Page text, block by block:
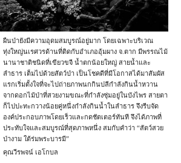
ผืนป่ายังมีความอุดมสมบูรณ์อยู่มาก โดยเฉพาะบริเวณ
ทุ่งใหญ่นเรศวรด้านที่ติดกับอำเภออุ้มผาง จ.ตาก มีพรรณไม้
นานาชาติชนิดที่เขียวขจี น้ำตกน้อยใหญ่ สายน้ำและ
ลำธาร เต็มไปด้วยสัตว์ป่า เป็นโชคดีที่มีโอกาสได้มาสัมผัส
แรกเริ่มตั้งใจที่จะไปถ่ายภาพนกกินปลีกำลังกินน้ำหวาน
จากดอกไม้ป่าที่สวยงามขณะที่กำลังซุ่มอยู่ในบังไพร สายตา
ก็ไปปะทะกวางน้อยคู่หนึ่งกำลังกินน้ำในลำธาร จึงรีบจัด
องค์ประกอบภาพโดยเร็วและกดชัตเตอร์ทันที จึงได้ภาพที่
ประทับใจและสมบูรณ์ที่สุดภาพหนึ่ง สมกับคำว่า “สัตว์สวย
ป่างาม ใต้ร่มพระบารมี”
คุณวีรพจน์ เอโกบล